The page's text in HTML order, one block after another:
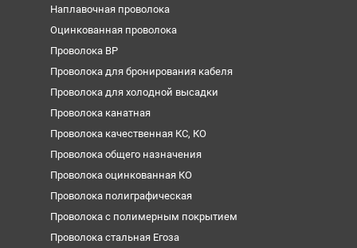
Наплавочная проволока
Оцинкованная проволока
Проволока ВР
Проволока для бронирования кабеля
Проволока для холодной высадки
Проволока канатная
Проволока качественная КС, КО
Проволока общего назначения
Проволока оцинкованная КО
Проволока полиграфическая
Проволока с полимерным покрытием
Проволока стальная Егоза